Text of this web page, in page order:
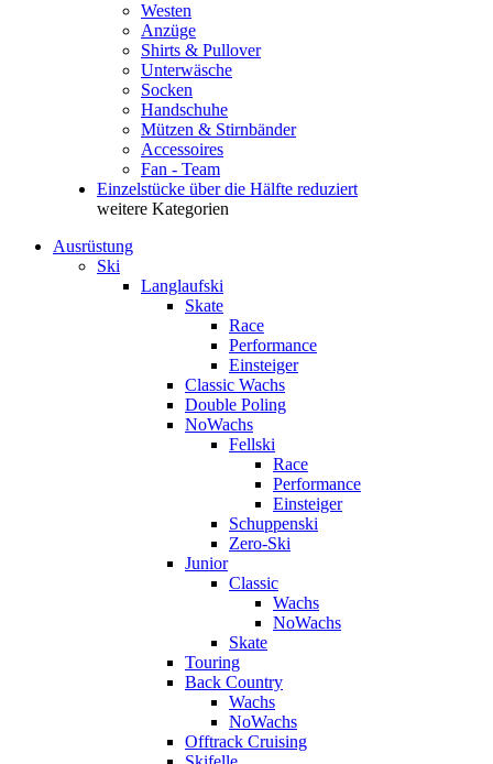
Westen
Anzüge
Shirts & Pullover
Unterwäsche
Socken
Handschuhe
Mützen & Stirnbänder
Accessoires
Fan - Team
Einzelstücke über die Hälfte reduziert
weitere Kategorien
Ausrüstung
Ski
Langlaufski
Skate
Race
Performance
Einsteiger
Classic Wachs
Double Poling
NoWachs
Fellski
Race
Performance
Einsteiger
Schuppenski
Zero-Ski
Junior
Classic
Wachs
NoWachs
Skate
Touring
Back Country
Wachs
NoWachs
Offtrack Cruising